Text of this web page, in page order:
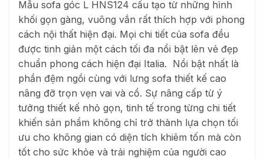
Mẫu sofa góc L HNS124 cấu tạo từ những hình
khối gọn gàng, vuông vắn rất thích hợp với phong
cách nội thất hiện đại. Mọi chi tiết của sofa đều
được tinh giản một cách tối đa nổi bật lên vẻ đẹp
chuẩn phong cách hiện đại Italia. Nổi bật nhất là
phần đệm ngồi cùng với lưng sofa thiết kế cao
nâng đỡ trọn vẹn vai và cổ. Sự nâng cấp từ ý
tưởng thiết kế nhỏ gọn, tinh tế trong từng chi tiết
khiến sản phẩm không chỉ trở thành lựa chọn tối
ưu cho không gian có diện tích khiêm tốn mà còn
tốt cho sức khỏe và trải nghiệm của người cao